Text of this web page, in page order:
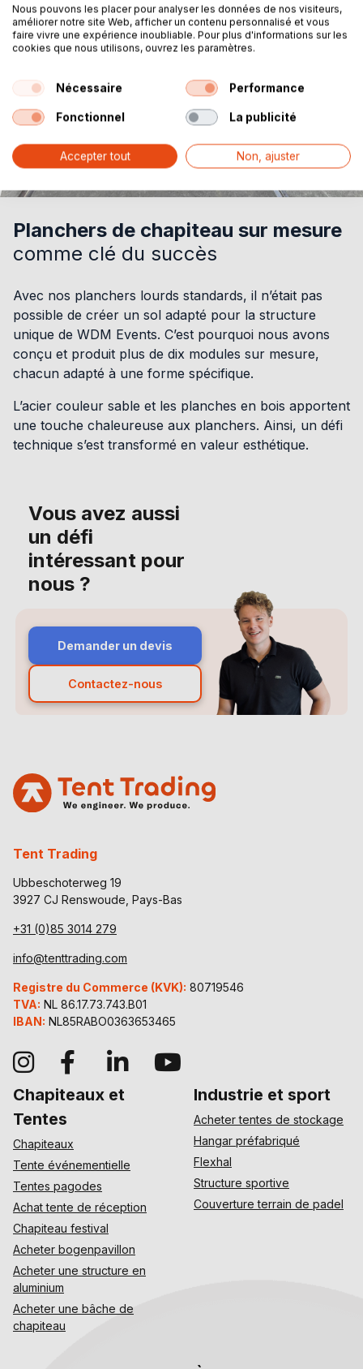
Planchers de chapiteau sur mesure
comme clé du succès
Avec nos planchers lourds standards, il n’était pas
possible de créer un sol adapté pour la structure
unique de WDM Events. C’est pourquoi nous avons
conçu et produit plus de dix modules sur mesure,
chacun adapté à une forme spécifique.
L’acier couleur sable et les planches en bois apportent
une touche chaleureuse aux planchers. Ainsi, un défi
technique s’est transformé en valeur esthétique.
Vous avez aussi
un défi
intéressant pour
nous ?
Demander un devis
Contactez-nous
Tent Trading
Ubbeschoterweg 19
3927 CJ Renswoude, Pays-Bas
+31 (0)85 3014 279
info@tenttrading.com
Registre du Commerce (KVK): 80719546
TVA: NL 86.17.73.743.B01
IBAN: NL85RABO0363653465
Chapiteaux et
Tentes
Chapiteaux
Tente événementielle
Tentes pagodes
Achat tente de réception
Chapiteau festival
Acheter bogenpavillon
Acheter une structure en
aluminium
Acheter une bâche de
chapiteau
Industrie et sport
Acheter tentes de stockage
Hangar préfabriqué
Flexhal
Structure sportive
Couverture terrain de padel
Nous pouvons les placer pour analyser les données de nos visiteurs,
améliorer notre site Web, afficher un contenu personnalisé et vous
faire vivre une expérience inoubliable. Pour plus d'informations sur les
cookies que nous utilisons, ouvrez les paramètres.
Nécessaire Performance
Fonctionnel La publicité
Accepter tout Non, ajuster